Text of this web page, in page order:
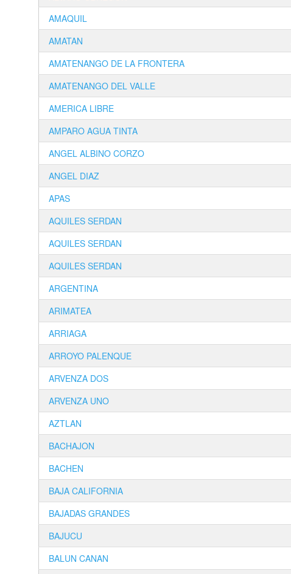
AMAQUIL
AMATAN
AMATENANGO DE LA FRONTERA
AMATENANGO DEL VALLE
AMERICA LIBRE
AMPARO AGUA TINTA
ANGEL ALBINO CORZO
ANGEL DIAZ
APAS
AQUILES SERDAN
AQUILES SERDAN
AQUILES SERDAN
ARGENTINA
ARIMATEA
ARRIAGA
ARROYO PALENQUE
ARVENZA DOS
ARVENZA UNO
AZTLAN
BACHAJON
BACHEN
BAJA CALIFORNIA
BAJADAS GRANDES
BAJUCU
BALUN CANAN